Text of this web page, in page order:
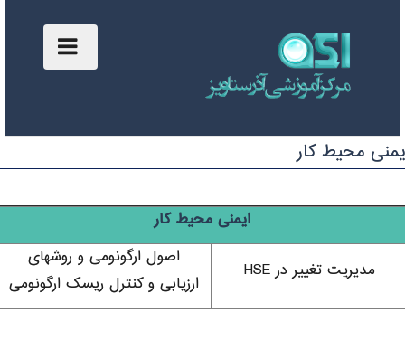
Toggle
محیط کار
ایمنی محیط کار
مدیریت تغییر در HSE
اصول ارگونومی و روشهای
ارزیابی و کنترل ریسک ارگونومی